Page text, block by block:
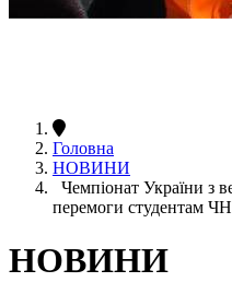
Головна
НОВИНИ
Чемпіонат України з
перемоги студентам
НОВИНИ